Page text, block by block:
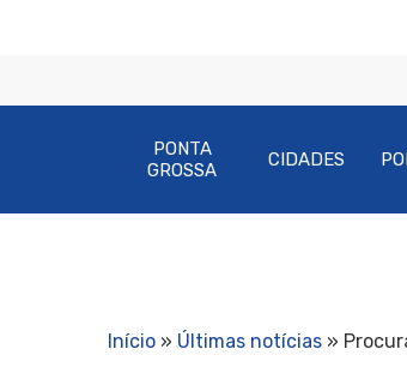
PONTA
GROSSA
CIDADES
Início » Últimas notícias »